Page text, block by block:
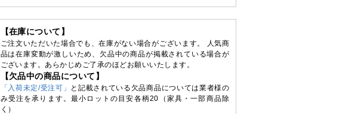
【在庫について】
ご注文いただいた場合でも、在庫がない場合がございます。 人気商
品は在庫変動が激しいため、欠品中の商品が掲載されている場合が
ございます。あらかじめご了承のほどお願いいたします。
【欠品中の商品について】
「入荷未定/受注可」
と記載されている欠品商品については業者様の
み受注を承ります。最小ロットの目安各柄20（家具・一部商品除
く）